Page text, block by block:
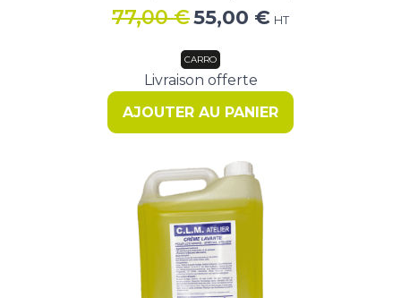
77,00€ Le
initial
était :
55,00 €Le
55,00 €.
HT
CARRO
Livraison offerte
AJOUTER AU PANIER